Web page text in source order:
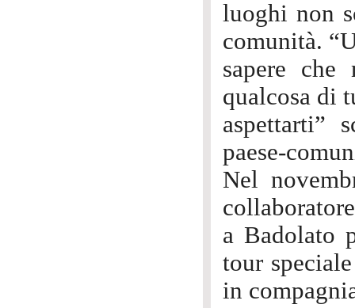
luoghi non
comunità.
sapere
qualcosa di
aspettarti”
paese-
Nel
a Badolato
tour
in